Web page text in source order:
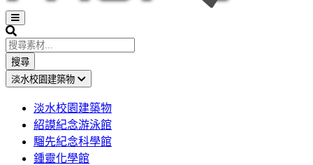
Open
sidebar
Search
搜尋
淡水校園建築物
淡水校園建築物
紹謨紀念游泳館
騮先紀念科學館
鍾靈化學館